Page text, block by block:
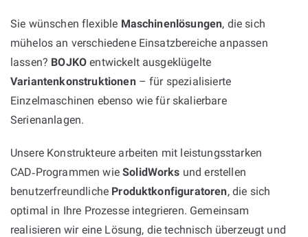
Sie wünschen flexible Maschinenlösungen, die sich
mühelos an verschiedene Einsatzbereiche anpassen
lassen? BOJKO entwickelt ausgeklügelte
Variantenkonstruktionen– für spezialisierte
Einzelmaschinen ebenso wie für skalierbare
Serienanlagen.
Unsere Konstrukteure arbeiten mit leistungsstarken
CAD‑Programmen wieSolidWorks und erstellen
benutzerfreundliche Produktkonfiguratoren, die sich
optimal in Ihre Prozesse integrieren. Gemeinsam
realisieren wir eine Lösung, die technisch überzeugt und